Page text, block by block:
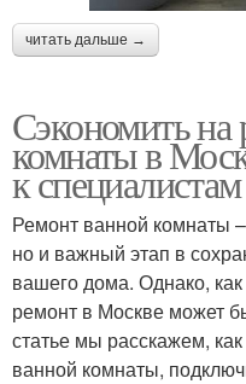
читать дальше →
Сэкономить на
комнаты в
к специалистам
Ремонт ванной комнаты –
но и важный этап в
вашего дома. Однако,
ремонт в Москве может
статье мы расскажем,
ванной комнаты,